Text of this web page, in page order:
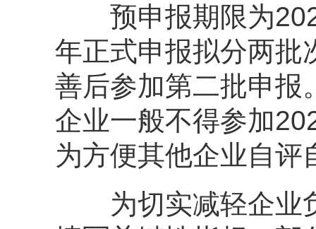
预申报期限为
年正式申报拟分两批
善后参加第二批申报
企业一般不得参加
为方便其他企业自评
为切实减轻企业负